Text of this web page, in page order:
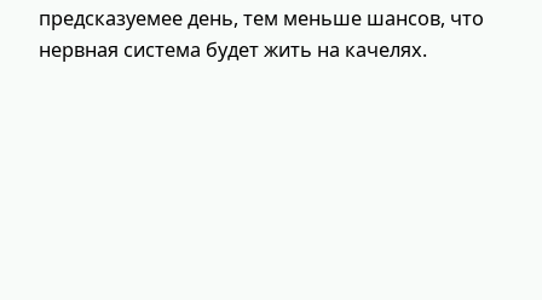
предсказуемее день, тем меньше шансов, что
нервная система будет жить на качелях.